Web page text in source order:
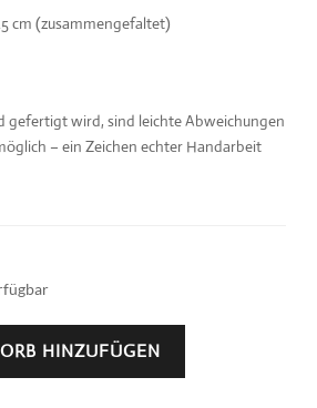
cm (zusammengefaltet)
gefertigt wird, sind leichte Abweichungen
– ein Zeichen echter Handarbeit
HINZUFÜGEN